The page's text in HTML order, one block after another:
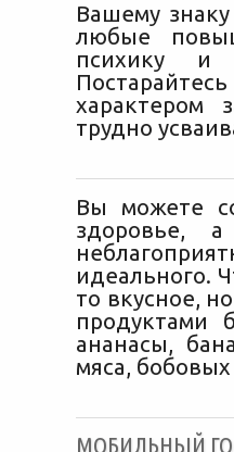
Вашему
любые
психику и
характером
трудно
Вы можете
здоровье,
идеального.
то вкусное,
продуктами
ананасы,
мяса,
МОБИЛЬНЫЙ